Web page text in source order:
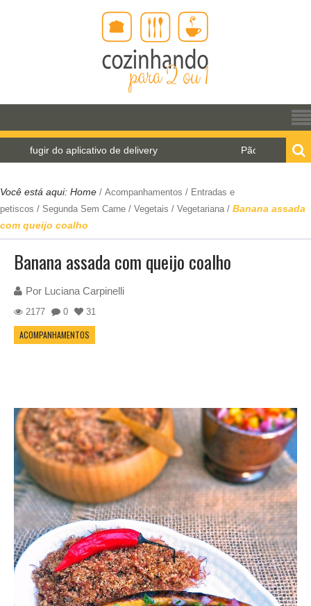
do aplicativo de delivery Pão de água para o
Você está aqui: Home / Acompanhamentos / Entradas e
petiscos / Segunda Sem Carne / Vegetais / Vegetariana/ Banana assada
com queijo coalho
Banana assada com queijo coalho
Por Luciana Carpinelli
2177 0 31
ACOMPANHAMENTOS